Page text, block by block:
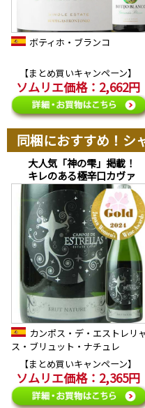
ボティホ・ブランコ
【まとめ買いキャンペーン】
ソムリエ価格：2,662円
同梱におすすめ！シ
大人気「神の雫」掲載！
キレのある極辛口カヴァ
カンポス・デ・エストレリ
ス・ブリュット・ナチュレ
【まとめ買いキャンペーン】
ソムリエ価格：2,365円